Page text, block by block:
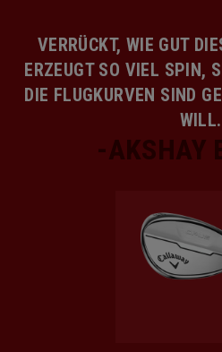
VERRÜCKT, WIE GUT
ERZEUGT SO VIEL SPIN,
DIE FLUGKURVEN SIND
WILL.